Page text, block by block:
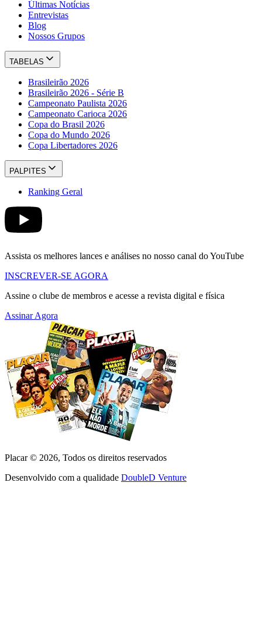
Últimas Notícias
Entrevistas
Blog
Nossos Grupos
TABELAS
Brasileirão 2026
Brasileirão 2026 - Série B
Campeonato Paulista 2026
Campeonato Carioca 2026
Copa do Brasil 2026
Copa do Mundo 2026
Copa Libertadores 2026
PALPITES
Ranking Geral
Assista os melhores lances e análises no nosso canal do YouTube
INSCREVER-SE AGORA
Assine o clube de membros e acesse a revista digital e física
Assinar Agora
Placar © 2026, Todos os direitos reservados
Desenvolvido com a qualidade DoubleD Venture